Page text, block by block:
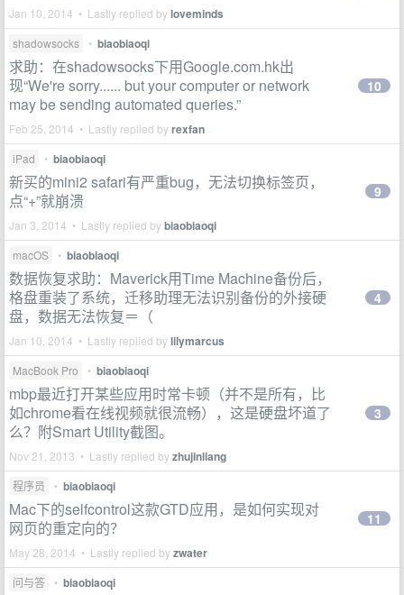
Jan 10, 2014 • Lastly replied byloveminds
shadowsocks • biaobiaoqi
求助：在shadowsocks下用Google.com.hk出
现“We're sorry...... but your computer or network
may be sending automated queries.”
Feb 25, 2014 • Lastly replied byrexfan
10
iPad • biaobiaoqi
新买的mini2 safari有严重bug，无法切换标签页，
点“+”就崩溃
Jan 3, 2014 • Lastly replied bybiaobiaoqi
9
macOS • biaobiaoqi
数据恢复求助：Maverick用Time Machine备份后，
格盘重装了系统，迁移助理无法识别备份的外接硬
盘，数据无法恢复＝（
Jan 10, 2014 • Lastly replied bylilymarcus
4
MacBook Pro • biaobiaoqi
mbp最近打开某些应用时常卡顿（并不是所有，比
如chrome看在线视频就很流畅），这是硬盘坏道了
么？附Smart Utility截图。
Nov 21, 2013 • Lastly replied byzhujinliang
3
程序员 • biaobiaoqi
Mac下的selfcontrol这款GTD应用，是如何实现对
网页的重定向的？
May 28, 2014 • Lastly replied byzwater
11
问与答 • biaobiaoqi